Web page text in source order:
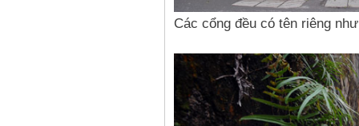
Các cổng đều có tên riêng